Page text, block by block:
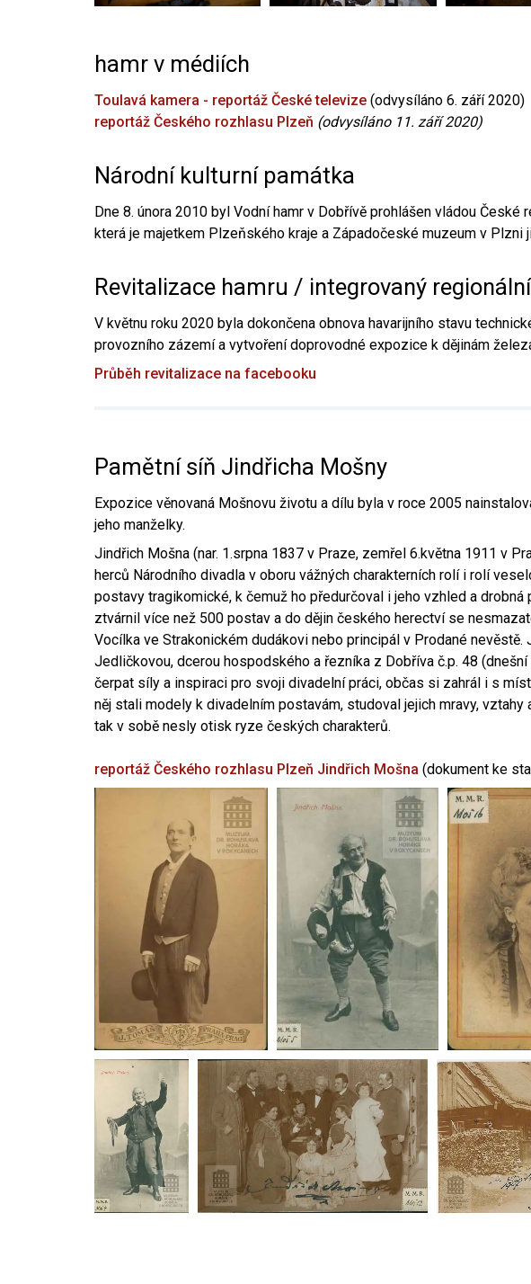
hamr v médiích
Toulavá kamera - reportáž České televize (odvysíláno 6. září 2020)
reportáž Českého rozhlasu Plzeň (odvysíláno 11. září 2020)
Národní kulturní památka
Dne 8. února 2010 byl Vodní hamr v Dobřívě prohlášen vládou České
která je majetkem Plzeňského kraje a Západočeské muzeum v Plzni
Revitalizace hamru / integrovaný
V květnu roku 2020 byla dokončena obnova havarijního stavu
provozního zázemí a vytvoření doprovodné expozice k dějinám
Průběh revitalizace na facebooku
Pamětní síň Jindřicha Mošny
Expozice věnovaná Mošnovu životu a dílu byla v roce 2005
jeho manželky.
Jindřich Mošna (nar. 1.srpna 1837 v Praze, zemřel 6.května 1911 v
herců Národního divadla v oboru vážných charakterních rolí i rolí
postavy tragikomické, k čemuž ho předurčoval i jeho vzhled a
ztvárnil více než 500 postav a do dějin českého herectví se
Vocílka ve Strakonickém dudákovi nebo principál v Prodané
Jedličkovou, dcerou hospodského a řezníka z Dobříva č.p. 48
čerpat síly a inspiraci pro svoji divadelní práci, občas si zahrál i s
něj stali modely k divadelním postavám, studoval jejich mravy,
tak v sobě nesly otisk ryze českých charakterů.
reportáž Českého rozhlasu Plzeň Jindřich Mošna (dokument ke